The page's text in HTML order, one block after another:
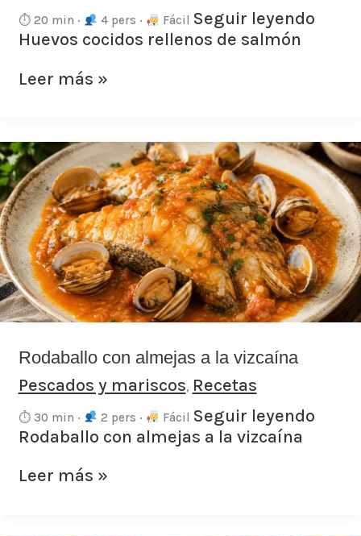
⏱ 20 min · 4 pers · Fácil Seguir leyendo
Huevos cocidos rellenos de salmón
Leer más »
Rodaballo con almejas a la vizcaína
Pescados y mariscos, Recetas
⏱ 30 min · 2 pers · Fácil Seguir leyendo
Rodaballo con almejas a la vizcaína
Rodaballo
con
almejas
a
la
vizcaína
Leer más »